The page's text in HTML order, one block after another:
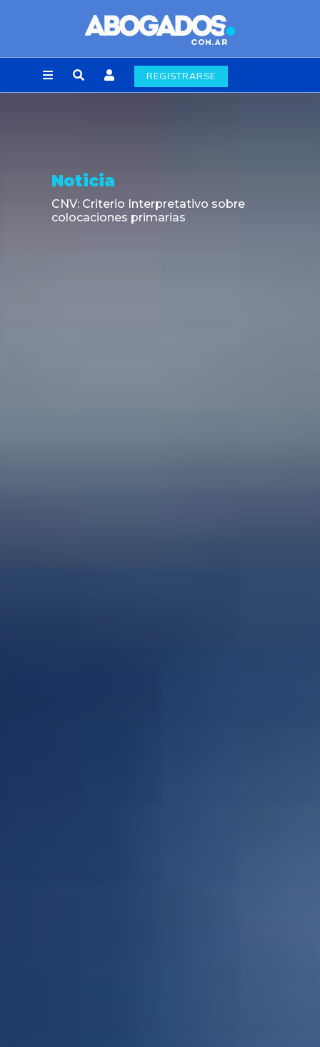
REGISTRARSE
Noticia
CNV: Criterio Interpretativo sobre
colocaciones primarias